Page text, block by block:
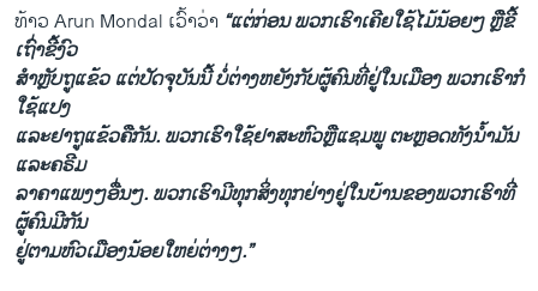
ທ້າວ Arun Mondal ​ເວົ້າວ່າ “​ແຕ່​ກ່ອນ ພວກ​ເຮົາ​ເຄີຍ​ໃຊ້​ໄມ້​ນ້ອຍໆ​ ​ຫຼືຂີ້​
ເຖົ່າຂີ້ງົວ
ສຳ​ຫຼັບຖູ​ແຂ້ວ ​ແຕ່​ປັດຈຸບັນ​ນີ້ ບໍ່​ຕ່າງ​ຫຍັງ​ກັບ​ຜູ້​ຄົນ​ທີ່ຢູ່​ໃນເມືອງ​ ພວກ​ເຮົາ​ກໍ​
ໃຊ້ແປງ
ແລະ​ຢາ​ຖູ​ແຂ້ວຄື​ກັນ. ພວກ​ເຮົາ​ໃຊ້​ຢາ​ສະຫົວ​ຫຼື​ແຊມ​ພູ ຕະຫຼອດທັງ​ນໍ້າມັນ​
ແລະ​ຄຣີມ​
ລາຄາ​ແພງໆ​ອື່ນໆ. ພວກ​ເຮົາ​ມີ​ທຸກ​ສິ່ງ​ທຸ​ກຢ່າງ​ຢູ່​ໃນ​ບ້ານຂອງ​ພວກ​ເຮົາທີ່​
ຜູ້​ຄົນ​ມີ​ກັນ
​ຢູ່​ຕາມ​ຫົວ​ເມືອງ​ນ້ອຍ​ໃຫຍ່​ຕ່າງໆ​.”